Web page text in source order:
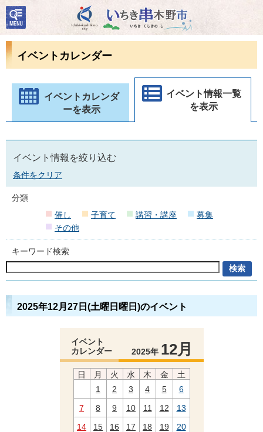
いちき串木野市
検
索・
共通
ューイベントカレンダー
イベントカレンダ
ーを表示
イベント情報一覧
を表示
イベント情報を絞り込む
条件をクリア
分類
催し
子育て 講習・講座
募集
その他
キーワード検索
2025年12月27日(土曜日曜日)のイベント
イベント
カレンダー
2025年 12月
日 月 火 水 木 金
土
1
2 3 4 5
6
7
8 9 10 11 12
13
14
15 16 17 18 19
20